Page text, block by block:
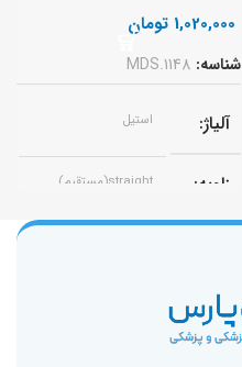
1,020,000 تومان
شناسه: MDS.1148
آلیاژ استیل
زاویه straight(مستقیم)